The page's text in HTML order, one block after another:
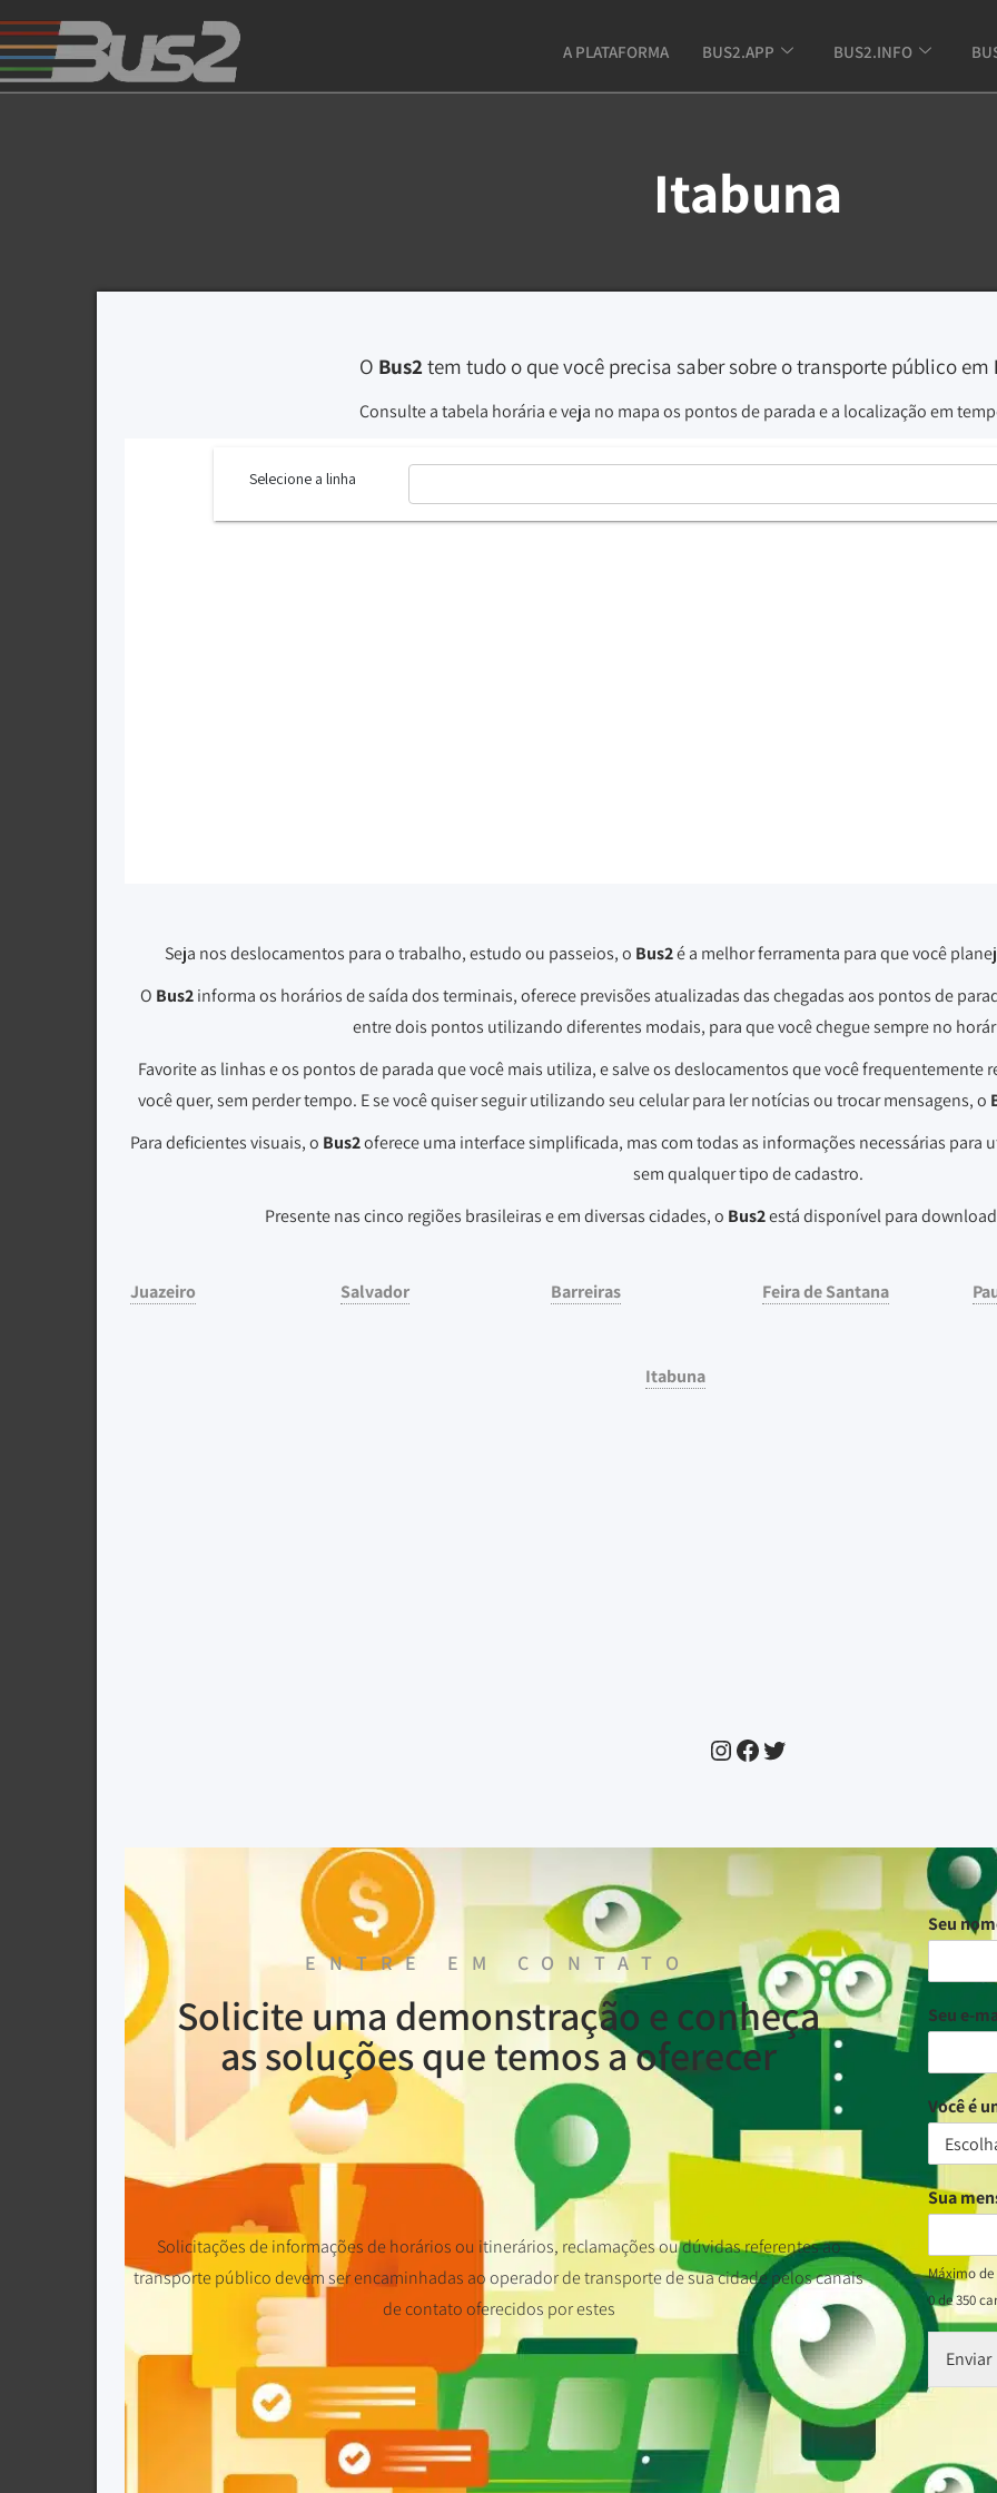
A PLATAFORMA BUS2.APP BUS2.INFO
Itabuna
O Bus2 tem tudo o que você precisa saber sobre o transporte público em
Consulte a tabela horária e veja no mapa os pontos de parada e a localização em
Seja nos deslocamentos para o trabalho, estudo ou passeios, o Bus2é a melhor ferramenta para que você
O Bus2informa os horários de saída dos terminais, oferece previsões atualizadas das chegadas aos pontos de
entre dois pontos utilizando diferentes modais, para que você chegue sempre no
Favorite as linhas e os pontos de parada que você mais utiliza, e salve os deslocamentos que você frequentemente
você quer, sem perder tempo. E se você quiser seguir utilizando seu celular para ler notícias ou trocar mensagens, o
Para deficientes visuais, o Bus2oferece uma interface simplificada, mas com todas as informações necessárias
sem qualquer tipo de cadastro.
Presente nas cinco regiões brasileiras e em diversas cidades, o Bus2está disponível para
Juazeiro Salvador Barreiras Feira de Santana
Itabuna
ENTRE EM CONTATO
Solicite uma demonstração e conheça
as soluções que temos a oferecer
Solicitações de informações de horários ou itinerários, reclamações ou dúvidas referentes ao
transporte público devem ser encaminhadas ao operador de transporte de sua cidade pelos canais
de contato oferecidos por estes
Seu
Seu e-
Você é
Sua
Máximo de
0 de 350
Enviar